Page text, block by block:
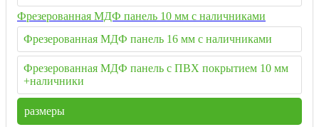
Фрезерованная МДФ панель 10 мм с наличниками
Фрезерованная МДФ панель 16 мм с наличниками
Фрезерованная МДФ панель с ПВХ покрытием 10 мм
+наличники
размеры